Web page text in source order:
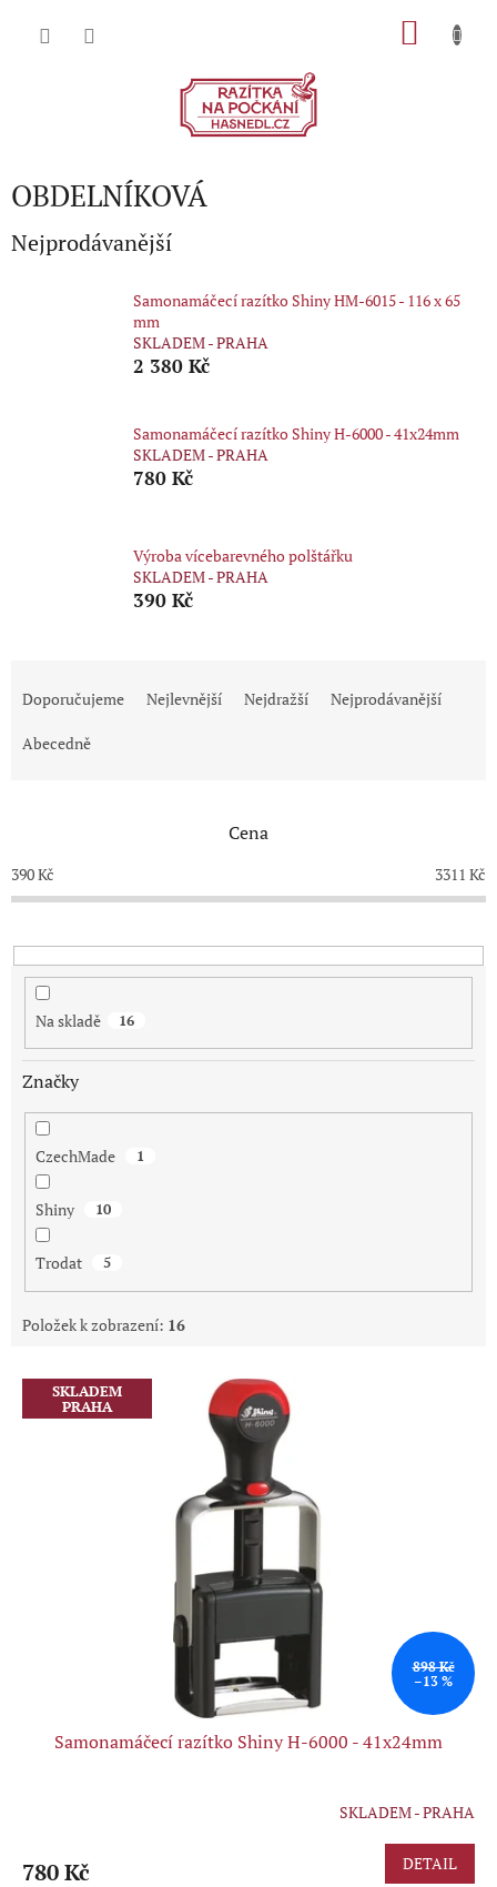
OBDELNÍKOVÁ
Nejprodávanější
Samonamáčecí razítko Shiny HM-6015 - 116 x 65
mm
SKLADEM - PRAHA
2 380 Kč
Samonamáčecí razítko Shiny H-6000 - 41x24mm
SKLADEM - PRAHA
780 Kč
Výroba vícebarevného polštářku
SKLADEM - PRAHA
390 Kč
o
d
k
t
Doporučujeme Nejlevnější Nejdražší Nejprodávanější
Abecedně
Cena
390Kč 3311 Kč
Na skladě 16
Značky
CzechMade 1
Shiny 10
Trodat 5
Položek k zobrazení: 16
V
SKLADEM
PRAHA
898 Kč
–13 %
Samonamáčecí razítko Shiny H-6000 - 41x24mm
SKLADEM - PRAHA
780 Kč DETAIL